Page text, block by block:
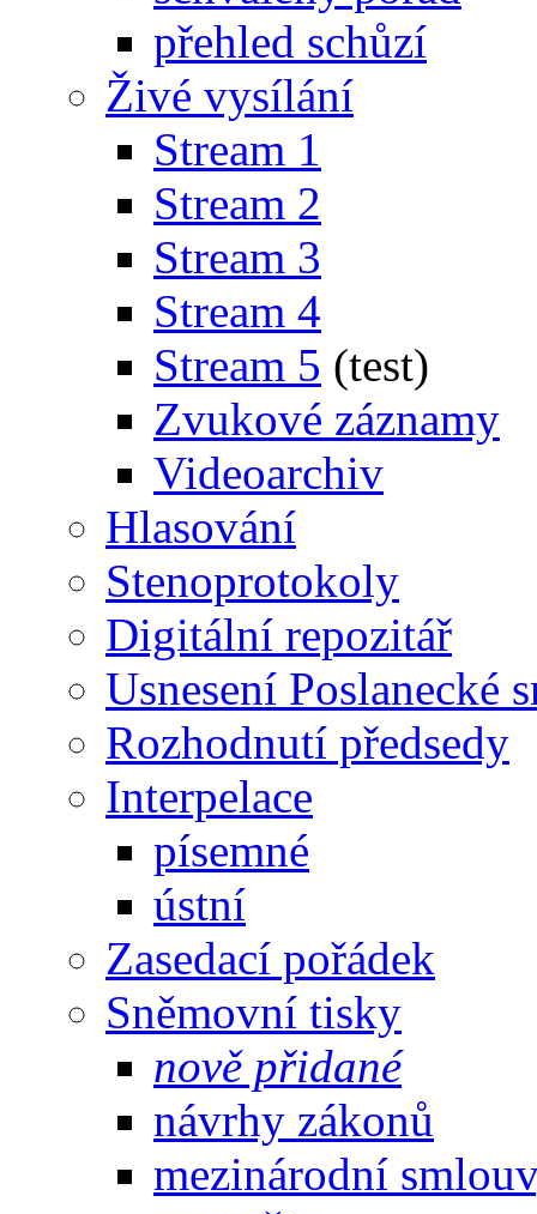
přehled schůzí
Živé vysílání
Stream 1
Stream 2
Stream 3
Stream 4
Stream 5 (test)
Zvukové záznamy
Videoarchiv
Hlasování
Stenoprotokoly
Digitální repozitář
Usnesení Poslanecké
Rozhodnutí předsedy
Interpelace
písemné
ústní
Zasedací pořádek
Sněmovní tisky
nově přidané
návrhy zákonů
mezinárodní